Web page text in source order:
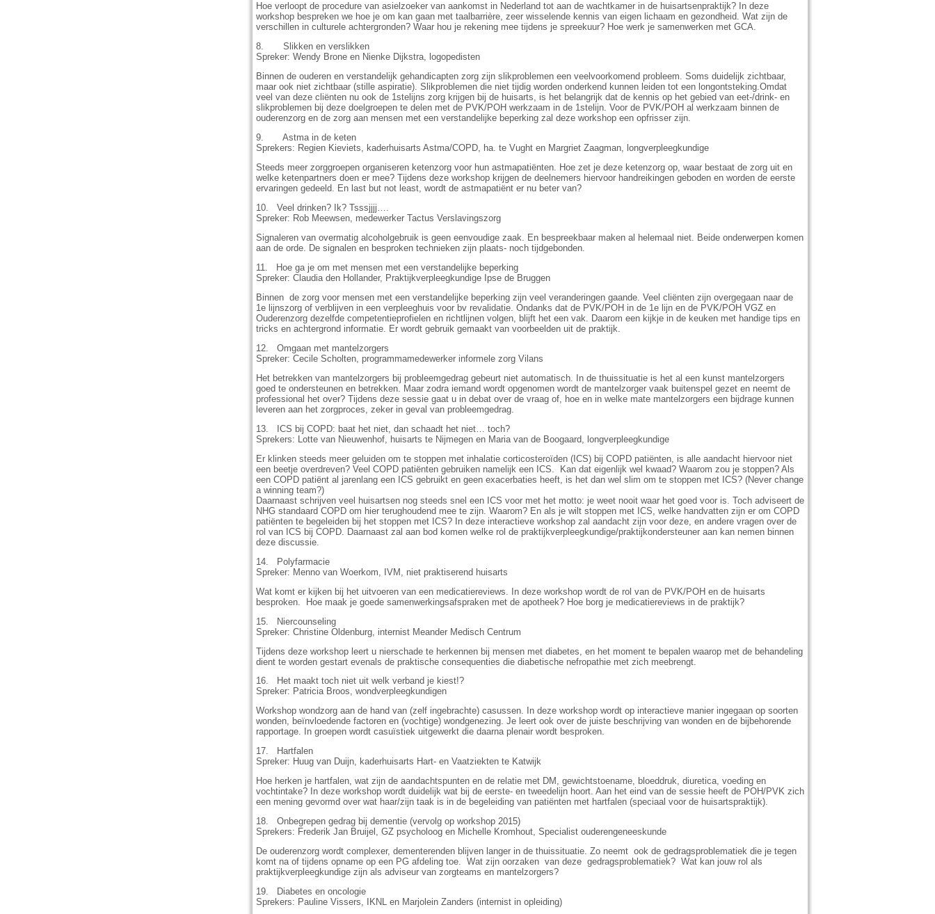
Hoe verloopt de procedure van asielzoeker van aankomst in Nederland tot aan de wachtkamer in de huisartsenpraktijk? In deze
workshop bespreken we hoe je om kan gaan met taalbarrière, zeer wisselende kennis van eigen lichaam en gezondheid. Wat zijn de
verschillen in culturele achtergronden? Waar hou je rekening mee tijdens je spreekuur? Hoe werk je samenwerken met GCA.
8. Slikken en verslikken
Spreker: Wendy Brone en Nienke Dijkstra, logopedisten
Binnen de ouderen en verstandelijk gehandicapten zorg zijn slikproblemen een veelvoorkomend probleem. Soms duidelijk zichtbaar,
maar ook niet zichtbaar (stille aspiratie). Slikproblemen die niet tijdig worden onderkend kunnen leiden tot een longontsteking.Omdat
veel van deze cliënten nu ook de 1stelijns zorg krijgen bij de huisarts, is het belangrijk dat de kennis op het gebied van eet-/drink- en
slikproblemen bij deze doelgroepen te delen met de PVK/POH werkzaam in de 1stelijn. Voor de PVK/POH al werkzaam binnen de
ouderenzorg en de zorg aan mensen met een verstandelijke beperking zal deze workshop een opfrisser zijn.
9. Astma in de keten
Sprekers: Regien Kieviets, kaderhuisarts Astma/COPD, ha. te Vught en Margriet Zaagman, longverpleegkundige
Steeds meer zorggroepen organiseren ketenzorg voor hun astmapatiënten. Hoe zet je deze ketenzorg op, waar bestaat de zorg uit en
welke ketenpartners doen er mee? Tijdens deze workshop krijgen de deelnemers hiervoor handreikingen geboden en worden de eerste
ervaringen gedeeld. En last but not least, wordt de astmapatiënt er nu beter van?
10. Veel drinken? Ik? Tsssjjjj….
Spreker: Rob Meewsen, medewerker Tactus Verslavingszorg
Signaleren van overmatig alcoholgebruik is geen eenvoudige zaak. En bespreekbaar maken al helemaal niet. Beide onderwerpen komen
aan de orde. De signalen en besproken technieken zijn plaats- noch tijdgebonden.
11. Hoe ga je om met mensen met een verstandelijke beperking
Spreker: Claudia den Hollander, Praktijkverpleegkundige Ipse de Bruggen
Binnen de zorg voor mensen met een verstandelijke beperking zijn veel veranderingen gaande. Veel cliënten zijn overgegaan naar de
1e lijnszorg of verblijven in een verpleeghuis voor bv revalidatie. Ondanks dat de PVK/POH in de 1e lijn en de PVK/POH VGZ en
Ouderenzorg dezelfde competentieprofielen en richtlijnen volgen, blijft het een vak. Daarom een kijkje in de keuken met handige tips en
tricks en achtergrond informatie. Er wordt gebruik gemaakt van voorbeelden uit de praktijk.
12. Omgaan met mantelzorgers
Spreker: Cecile Scholten, programmamedewerker informele zorg Vilans
Het betrekken van mantelzorgers bij probleemgedrag gebeurt niet automatisch. In de thuissituatie is het al een kunst mantelzorgers
goed te ondersteunen en betrekken. Maar zodra iemand wordt opgenomen wordt de mantelzorger vaak buitenspel gezet en neemt de
professional het over? Tijdens deze sessie gaat u in debat over de vraag of, hoe en in welke mate mantelzorgers een bijdrage kunnen
leveren aan het zorgproces, zeker in geval van probleemgedrag.
13. ICS bij COPD: baat het niet, dan schaadt het niet… toch?
Sprekers: Lotte van Nieuwenhof, huisarts te Nijmegen en Maria van de Boogaard, longverpleegkundige
Er klinken steeds meer geluiden om te stoppen met inhalatie corticosteroïden (ICS) bij COPD patiënten, is alle aandacht hiervoor niet
een beetje overdreven? Veel COPD patiënten gebruiken namelijk een ICS. Kan dat eigenlijk wel kwaad? Waarom zou je stoppen? Als
een COPD patiënt al jarenlang een ICS gebruikt en geen exacerbaties heeft, is het dan wel slim om te stoppen met ICS? (Never change
a winning team?)
Daarnaast schrijven veel huisartsen nog steeds snel een ICS voor met het motto: je weet nooit waar het goed voor is. Toch adviseert de
NHG standaard COPD om hier terughoudend mee te zijn. Waarom? En als je wilt stoppen met ICS, welke handvatten zijn er om COPD
patiënten te begeleiden bij het stoppen met ICS? In deze interactieve workshop zal aandacht zijn voor deze, en andere vragen over de
rol van ICS bij COPD. Daarnaast zal aan bod komen welke rol de praktijkverpleegkundige/praktijkondersteuner aan kan nemen binnen
deze discussie.
14. Polyfarmacie
Spreker: Menno van Woerkom, IVM, niet praktiserend huisarts
Wat komt er kijken bij het uitvoeren van een medicatiereviews. In deze workshop wordt de rol van de PVK/POH en de huisarts
besproken. Hoe maak je goede samenwerkingsafspraken met de apotheek? Hoe borg je medicatiereviews in de praktijk?
15. Niercounseling
Spreker: Christine Oldenburg, internist Meander Medisch Centrum
Tijdens deze workshop leert u nierschade te herkennen bij mensen met diabetes, en het moment te bepalen waarop met de behandeling
dient te worden gestart evenals de praktische consequenties die diabetische nefropathie met zich meebrengt.
16. Het maakt toch niet uit welk verband je kiest!?
Spreker: Patricia Broos, wondverpleegkundigen
Workshop wondzorg aan de hand van (zelf ingebrachte) casussen. In deze workshop wordt op interactieve manier ingegaan op soorten
wonden, beïnvloedende factoren en (vochtige) wondgenezing. Je leert ook over de juiste beschrijving van wonden en de bijbehorende
rapportage. In groepen wordt casuïstiek uitgewerkt die daarna plenair wordt besproken.
17. Hartfalen
Spreker: Huug van Duijn, kaderhuisarts Hart- en Vaatziekten te Katwijk
Hoe herken je hartfalen, wat zijn de aandachtspunten en de relatie met DM, gewichtstoename, bloeddruk, diuretica, voeding en
vochtintake? In deze workshop wordt duidelijk wat bij de eerste- en tweedelijn hoort. Aan het eind van de sessie heeft de POH/PVK zich
een mening gevormd over wat haar/zijn taak is in de begeleiding van patiënten met hartfalen (speciaal voor de huisartspraktijk).
18. Onbegrepen gedrag bij dementie (vervolg op workshop 2015)
Sprekers: Frederik Jan Bruijel, GZ psycholoog en Michelle Kromhout, Specialist ouderengeneeskunde
De ouderenzorg wordt complexer, dementerenden blijven langer in de thuissituatie. Zo neemt ook de gedragsproblematiek die je tegen
komt na of tijdens opname op een PG afdeling toe. Wat zijn oorzaken van deze gedragsproblematiek? Wat kan jouw rol als
praktijkverpleegkundige zijn als adviseur van zorgteams en mantelzorgers?
19. Diabetes en oncologie
Sprekers: Pauline Vissers, IKNL en Marjolein Zanders (internist in opleiding)